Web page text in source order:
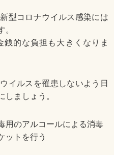
型コロナウイルス感染には
。
的な負担も大きくなりま
イルスを罹患しないよう日
しましょう。
用のアルコールによる消毒
ットを行う